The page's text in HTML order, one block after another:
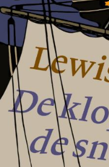
Tirade 503
€ 15,00
BESTEL